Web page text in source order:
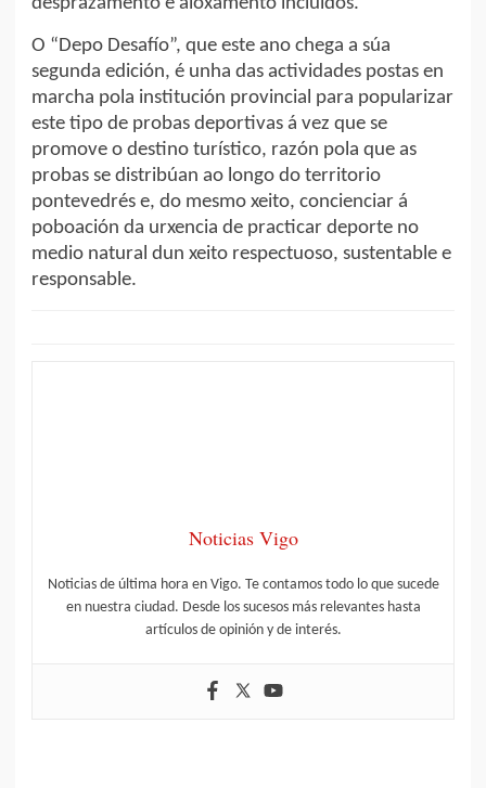
desprazamento e aloxamento incluídos.
O “Depo Desafío”, que este ano chega a súa
segunda edición, é unha das actividades postas en
marcha pola institución provincial para popularizar
este tipo de probas deportivas á vez que se
promove o destino turístico, razón pola que as
probas se distribúan ao longo do territorio
pontevedrés e, do mesmo xeito, concienciar á
poboación da urxencia de practicar deporte no
medio natural dun xeito respectuoso, sustentable e
responsable.
Noticias Vigo
Noticias de última hora en Vigo. Te contamos todo lo que sucede
en nuestra ciudad. Desde los sucesos más relevantes hasta
artículos de opinión y de interés.